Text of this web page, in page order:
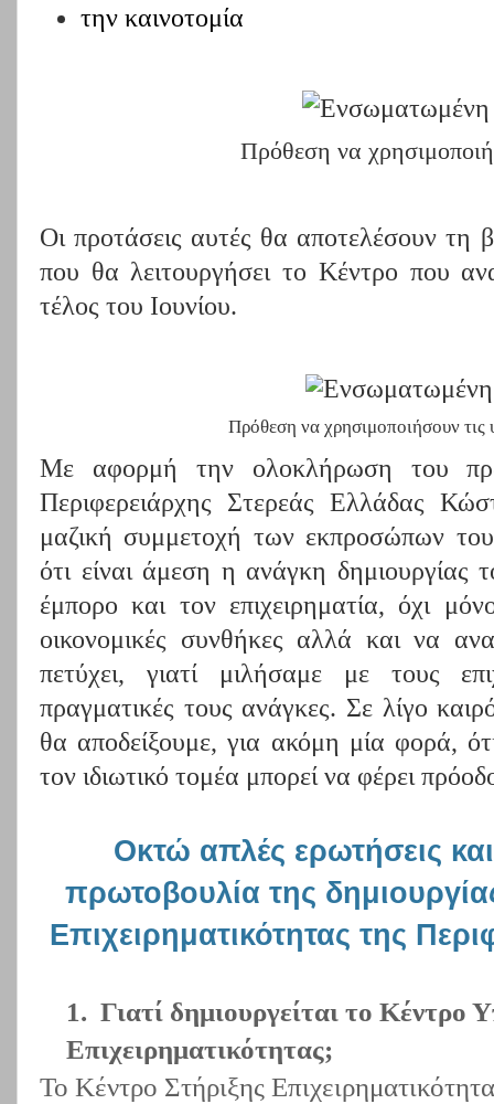
την καινοτομία
Πρόθεση να
Οι προτάσεις αυτές θα αποτελέσουν
που θα λειτουργήσει το Κέντρο που
τέλος του Ιουνίου.
Πρόθεση να χρησιμοποιήσουν τις
Με αφορμή την ολοκλήρωση του
Περιφερειάρχης Στερεάς Ελλάδας
μαζική συμμετοχή των εκπροσώπων του
ότι είναι άμεση η ανάγκη δημιουργίας
έμπορο και τον επιχειρηματία, όχι
οικονομικές συνθήκες αλλά και να
πετύχει, γιατί μιλήσαμε με τους
πραγματικές τους ανάγκες. Σε λίγο
θα αποδείξουμε, για ακόμη μία φορά,
τον ιδιωτικό τομέα μπορεί να φέρει
Οκτώ απλές ερωτήσεις
πρωτοβουλία της
Επιχειρηματικότητας της
1. Γιατί δημιουργείται το Κέντρο
Επιχειρηματικότητας;
Το Κέντρο Στήριξης